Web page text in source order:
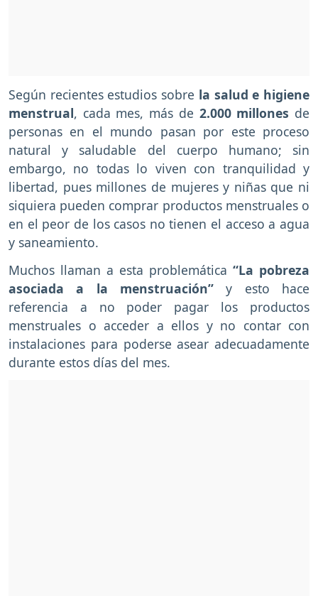
Según recientes estudios sobre la salud e higiene
menstrual, cada mes, más de 2.000 millones de
personas en el mundo pasan por este proceso
natural y saludable del cuerpo humano; sin
embargo, no todas lo viven con tranquilidad y
libertad, pues millones de mujeres y niñas que ni
siquiera pueden comprar productos menstruales o
en el peor de los casos no tienen el acceso a agua
y saneamiento.
Muchos llaman a esta problemática “La pobreza
asociada a la menstruación” y esto hace
referencia a no poder pagar los productos
menstruales o acceder a ellos y no contar con
instalaciones para poderse asear adecuadamente
durante estos días del mes.